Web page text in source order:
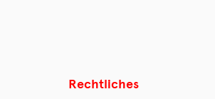
Rechtliches